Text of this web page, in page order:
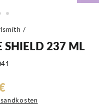
/
SHIELD 237 ML